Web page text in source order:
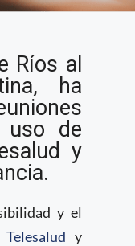
Ríos al
ha
uso de
y
y el
Telesalud y